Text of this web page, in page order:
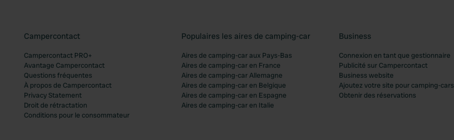
Campercontact
Campercontact PRO+
Avantage Campercontact
Questions fréquentes
À propos de Campercontact
Privacy Statement
Droit de rétractation
Conditions pour le consommateur
Populaires les aires de camping-car
Aires de camping-car aux Pays-Bas
Aires de camping-car en France
Aires de camping-car Allemagne
Aires de camping-car en Belgique
Aires de camping-car en Espagne
Aires de camping-car en Italie
Business
Connexion en tant que gestionnaire
Publicité sur Campercontact
Business website
Ajoutez votre site pour camping-cars
Obtenir des réservations